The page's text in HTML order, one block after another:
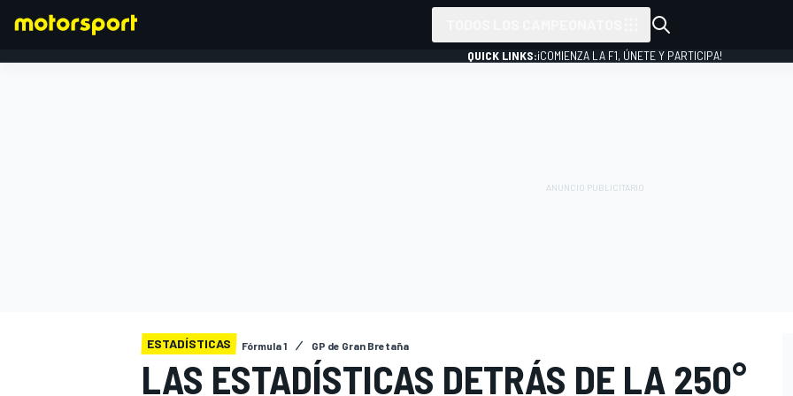
QUICK LINKS:¡COMIENZA LA F1, ÚNETE Y PARTICIPA!
ESTADÍSTICAS Fórmula 1 GP de Gran Bretaña
LAS ESTADÍSTICAS DETRÁS DE LA 250°